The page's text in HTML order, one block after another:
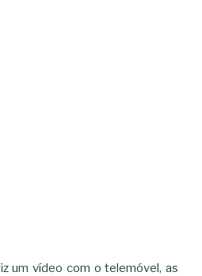
um vídeo com o telemóvel, as